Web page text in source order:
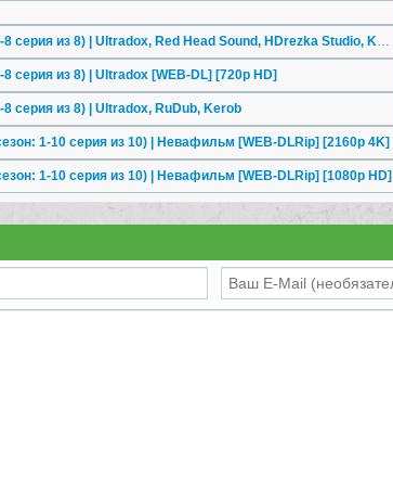
серия из 8) | Ultradox [WEB-DL] [720p HD]
серия из 8) | Ultradox, RuDub, Kerob
1-10 серия из 10) | Невафильм [WEB-DLRip] [2160p 4K]
1-10 серия из 10) | Невафильм [WEB-DLRip] [1080p HD]